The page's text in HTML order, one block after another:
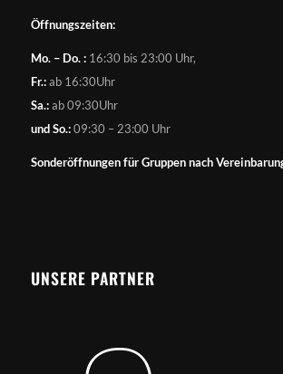
Öffnungszeiten:
Mo. – Do. :16:30 bis 23:00 Uhr,
Fr.:ab 16:30Uhr
Sa.:ab 09:30Uhr
und So.:09:30 – 23:00 Uhr
Sonderöffnungen für Gruppen nach
UNSERE PARTNER